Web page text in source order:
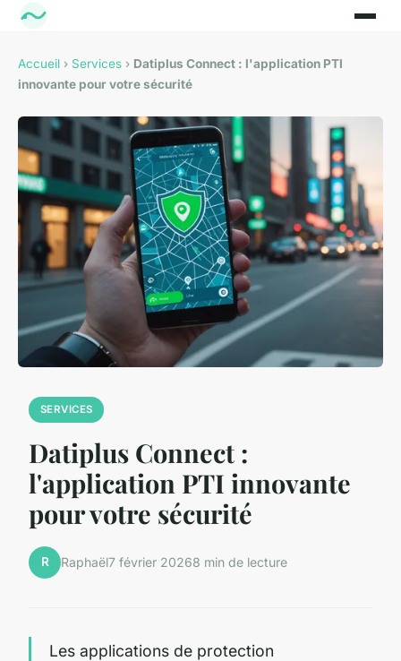
Accueil › Services › Datiplus Connect : l'application PTI
innovante pour votre sécurité
SERVICES
Datiplus Connect :
l'application PTI innovante
pour votre sécurité
R Raphaël7 février 20268 min de lecture
Les applications de protection